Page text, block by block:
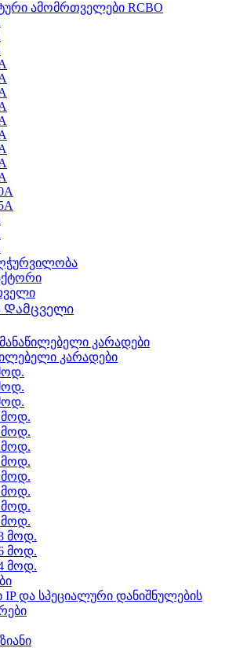
ამომრთველები RCBO
Დამცველი
კარადები
კარადები
მოდ.
მოდ.
მოდ.
მოდ.
მოდ.
მოდ.
მოდ.
მოდ.
მოდ.
მოდ.
მოდ.
და სპეციალური დანიშნულების